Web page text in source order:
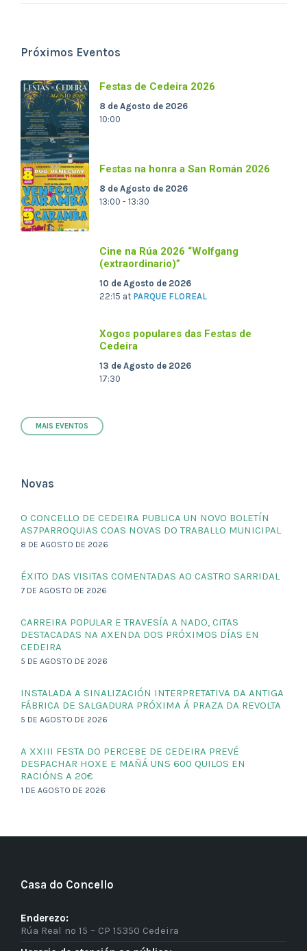
Próximos Eventos
Festas de Cedeira 2026
8 de Agosto de 2026
10:00
Festas na honra a San Román 2026
8 de Agosto de 2026
13:00 - 13:30
Cine na Rúa 2026 “Wolfgang
(extraordinario)”
10 de Agosto de 2026
22:15 at PARQUE FLOREAL
Xogos populares das Festas de
Cedeira
13 de Agosto de 2026
17:30
MAIS EVENTOS
Novas
O CONCELLO DE CEDEIRA PUBLICA UN NOVO BOLETÍN
AS7PARROQUIAS COAS NOVAS DO TRABALLO MUNICIPAL
8 DE AGOSTO DE 2026
ÉXITO DAS VISITAS COMENTADAS AO CASTRO SARRIDAL
7 DE AGOSTO DE 2026
CARREIRA POPULAR E TRAVESÍA A NADO, CITAS
DESTACADAS NA AXENDA DOS PRÓXIMOS DÍAS EN
CEDEIRA
5 DE AGOSTO DE 2026
INSTALADA A SINALIZACIÓN INTERPRETATIVA DA ANTIGA
FÁBRICA DE SALGADURA PRÓXIMA Á PRAZA DA REVOLTA
5 DE AGOSTO DE 2026
A XXIII FESTA DO PERCEBE DE CEDEIRA PREVÉ
DESPACHAR HOXE E MAÑÁ UNS 600 QUILOS EN
RACIÓNS A 20€
1 DE AGOSTO DE 2026
Casa do Concello
Enderezo:
Rúa Real nº 15 – CP 15350 Cedeira